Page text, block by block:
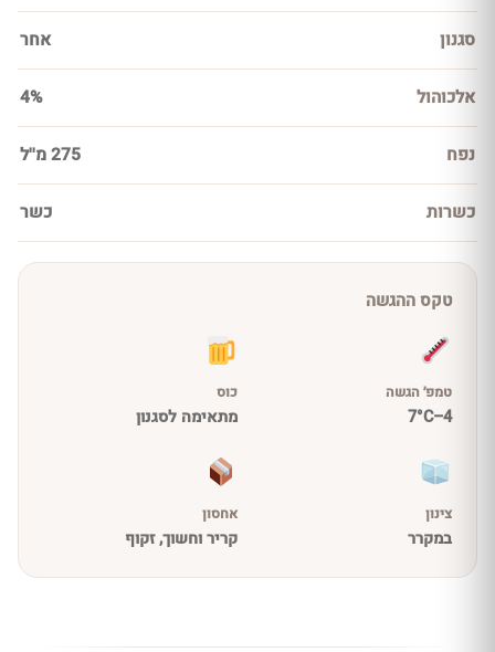
סגנון אחר
אלכוהול 4%
נפח 275 מ''ל
כשרות כשר
טקס ההגשה
טמפ׳ הגשה
4–7°C
כוס
מתאימה לסגנון
צינון
במקרר
אחסון
קריר וחשוך, זקוף